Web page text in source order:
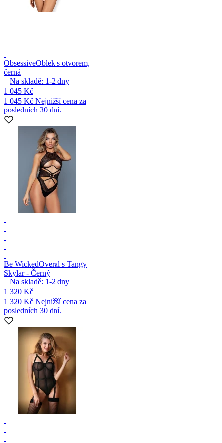
ObsessiveOblek s otvorem,
černá
Na skladě: 1-2 dny
1 045 Kč
1 045 Kč Nejnižší cena za
posledních 30 dní.
Be WickedOveral s Tangy
Skylar - Černý
Na skladě: 1-2 dny
1 320 Kč
1 320 Kč Nejnižší cena za
posledních 30 dní.